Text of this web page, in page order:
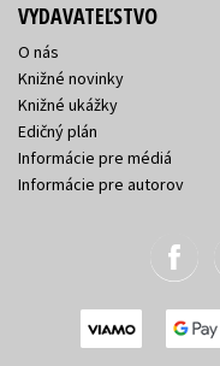
VYDAVATEĽSTVO
O nás
Knižné novinky
Knižné ukážky
Edičný plán
Informácie pre médiá
Informácie pre autorov